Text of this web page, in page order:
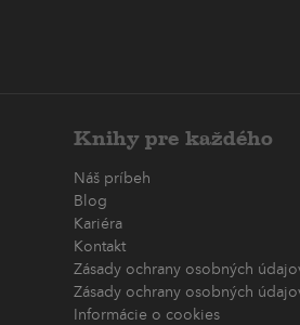
Knihy pre každého
Náš príbeh
Blog
Kariéra
Kontakt
Zásady ochrany osobných
Zásady ochrany osobných
Informácie o cookies